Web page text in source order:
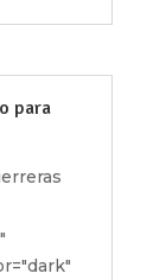
para